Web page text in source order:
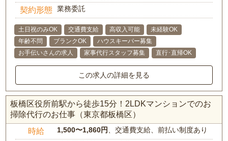
契約形態 業務委託
土日祝のみOK 交通費支給 高収入可能
未経験OK
年齢不問
ブランクOK
ハウスキーパー募集
お手伝いさんの求人
家事代行スタッフ募集 直行･直帰OK
この求人の詳細を見る
板橋区役所前駅から徒歩15分！2LDKマンションでのお
掃除代行のお仕事（東京都板橋区）
時給 1,500〜1,860円、交通費支給、前払い制度あり